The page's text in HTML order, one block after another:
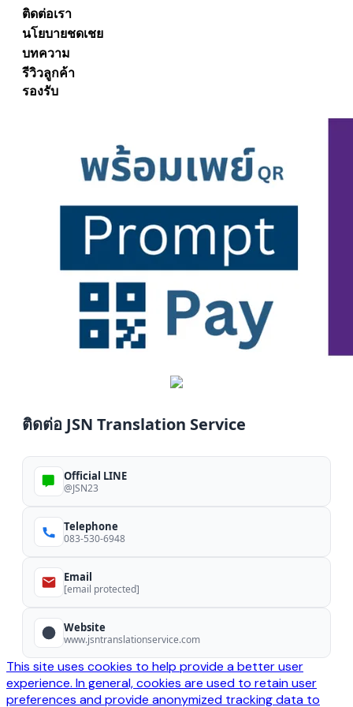
ติดต่อเรา
นโยบายชดเชย
บทความ
รีวิวลูกค้า
รองรับ
ติดต่อ JSN Translation Service
Official LINE
@JSN23
Telephone
083-530-6948
Email
[email protected]
Website
www.jsntranslationservice.com
This site uses cookies to help provide a better user
experience. In general, cookies are used to retain user
preferences and provide anonymized tracking data to